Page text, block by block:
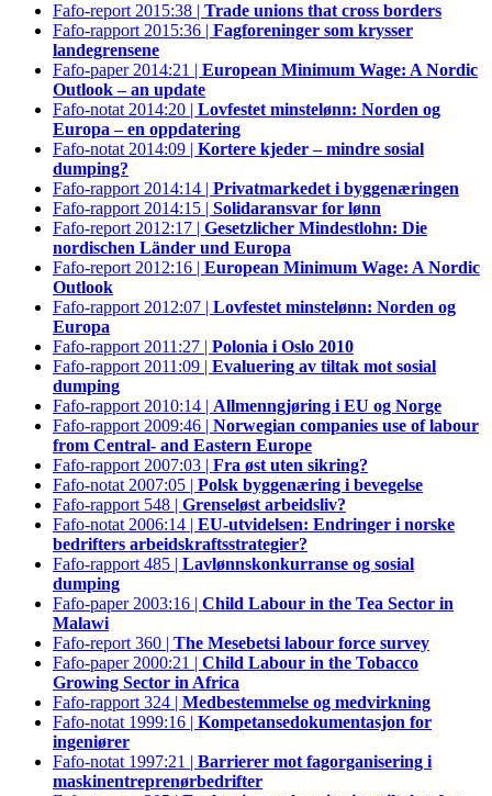
Fafo-report 2015:38 | Trade unions that cross borders
Fafo-rapport 2015:36 | Fagforeninger som krysser
landegrensene
Fafo-paper 2014:21 | European Minimum Wage: A Nordic
Outlook – an update
Fafo-notat 2014:20 | Lovfestet minstelønn: Norden og
Europa – en oppdatering
Fafo-notat 2014:09 | Kortere kjeder – mindre sosial
dumping?
Fafo-rapport 2014:14 | Privatmarkedet i byggenæringen
Fafo-rapport 2014:15 | Solidaransvar for lønn
Fafo-report 2012:17 | Gesetzlicher Mindestlohn: Die
nordischen Länder und Europa
Fafo-report 2012:16 | European Minimum Wage: A Nordic
Outlook
Fafo-rapport 2012:07 | Lovfestet minstelønn: Norden og
Europa
Fafo-rapport 2011:27 | Polonia i Oslo 2010
Fafo-rapport 2011:09 | Evaluering av tiltak mot sosial
dumping
Fafo-rapport 2010:14 | Allmenngjøring i EU og Norge
Fafo-rapport 2009:46 | Norwegian companies use of labour
from Central- and Eastern Europe
Fafo-rapport 2007:03 | Fra øst uten sikring?
Fafo-notat 2007:05 | Polsk byggenæring i bevegelse
Fafo-rapport 548 | Grenseløst arbeidsliv?
Fafo-notat 2006:14 | EU-utvidelsen: Endringer i norske
bedrifters arbeidskraftsstrategier?
Fafo-rapport 485 | Lavlønnskonkurranse og sosial
dumping
Fafo-paper 2003:16 | Child Labour in the Tea Sector in
Malawi
Fafo-report 360 | The Mesebetsi labour force survey
Fafo-paper 2000:21 | Child Labour in the Tobacco
Growing Sector in Africa
Fafo-rapport 324 | Medbestemmelse og medvirkning
Fafo-notat 1999:16 | Kompetansedokumentasjon for
ingeniører
Fafo-notat 1997:21 | Barrierer mot fagorganisering i
maskinentreprenørbedrifter